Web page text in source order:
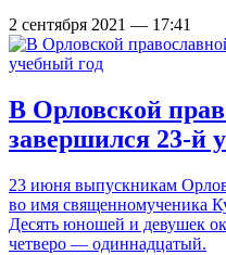
2 сентября 2021 — 17:41
В Орловской
завершился 23-й
23 июня выпускникам
во имя священномученика
Десять юношей и девушек
четверо — одиннадцатый.